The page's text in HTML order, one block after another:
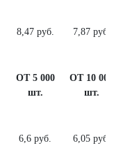
8,47 руб. 7,87 руб.
ОТ 5 000
шт.
ОТ 10 000
шт.
6,6 руб. 6,05 руб.